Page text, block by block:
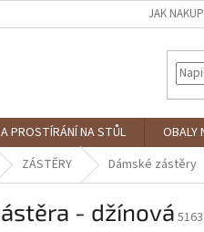
JAK
PROSTÍRÁNÍ NA STŮL OBALY
ZÁSTĚRY Dámské zástěry
- džínová 5163